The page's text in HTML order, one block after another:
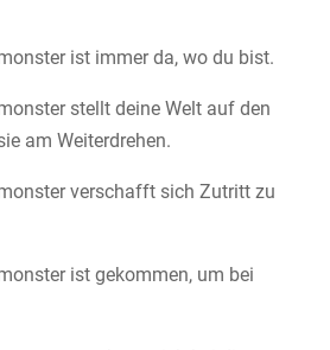
ist immer da, wo du bist.
stellt deine Welt auf den
am Weiterdrehen.
verschafft sich Zutritt zu
ist gekommen, um bei